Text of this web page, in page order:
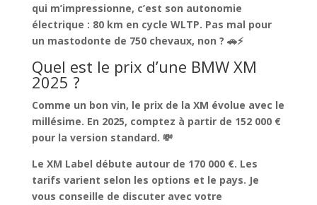
qui m’impressionne, c’est son autonomie
électrique : 80 km en cycle WLTP. Pas mal pour
un mastodonte de 750 chevaux, non ? 🚗⚡
Quel est le prix d’une BMW XM
2025 ?
Comme un bon vin, le prix de la XM évolue avec le
millésime. En 2025, comptez à partir de 152 000 €
pour la version standard. 💸
Le XM Label débute autour de 170 000 €. Les
tarifs varient selon les options et le pays. Je
vous conseille de discuter avec votre